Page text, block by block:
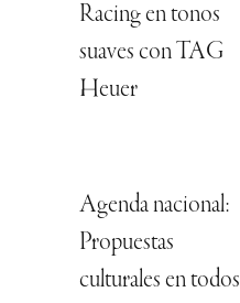
Racing en tonos
suaves con TAG
Heuer
Agenda nacional:
Propuestas
culturales en todos